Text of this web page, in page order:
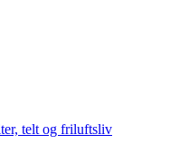
telt og friluftsliv